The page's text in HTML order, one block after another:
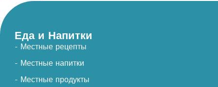
Еда и Напитки
- Местные рецепты
- Местные напитки
- Местные продукты